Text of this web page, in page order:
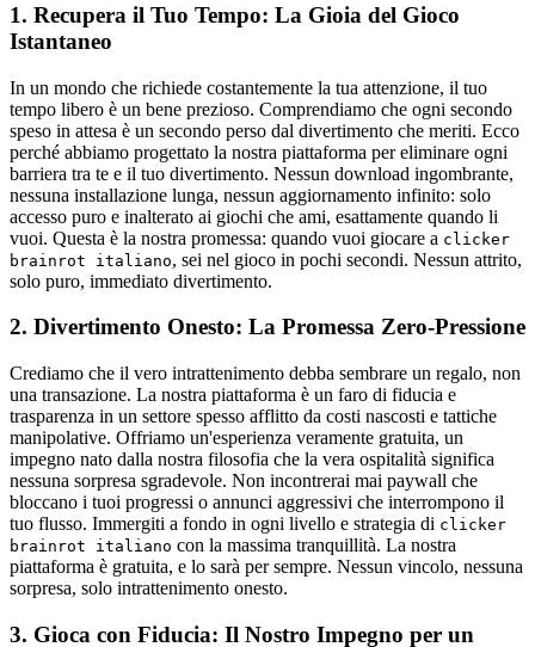
1. Recupera il Tuo Tempo: La Gioia del Gioco
Istantaneo
In un mondo che richiede costantemente la tua attenzione, il tuo
tempo libero è un bene prezioso. Comprendiamo che ogni secondo
speso in attesa è un secondo perso dal divertimento che meriti. Ecco
perché abbiamo progettato la nostra piattaforma per eliminare ogni
barriera tra te e il tuo divertimento. Nessun download ingombrante,
nessuna installazione lunga, nessun aggiornamento infinito: solo
accesso puro e inalterato ai giochi che ami, esattamente quando li
vuoi. Questa è la nostra promessa: quando vuoi giocare a clicker
brainrot italiano, sei nel gioco in pochi secondi. Nessun attrito,
solo puro, immediato divertimento.
2. Divertimento Onesto: La Promessa Zero-Pressione
Crediamo che il vero intrattenimento debba sembrare un regalo, non
una transazione. La nostra piattaforma è un faro di fiducia e
trasparenza in un settore spesso afflitto da costi nascosti e tattiche
manipolative. Offriamo un'esperienza veramente gratuita, un
impegno nato dalla nostra filosofia che la vera ospitalità significa
nessuna sorpresa sgradevole. Non incontrerai mai paywall che
bloccano i tuoi progressi o annunci aggressivi che interrompono il
tuo flusso. Immergiti a fondo in ogni livello e strategia di clicker
brainrot italiano con la massima tranquillità. La nostra
piattaforma è gratuita, e lo sarà per sempre. Nessun vincolo, nessuna
sorpresa, solo intrattenimento onesto.
3. Gioca con Fiducia: Il Nostro Impegno per un